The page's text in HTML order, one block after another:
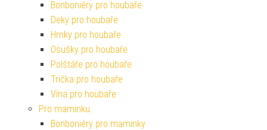
Bonboniéry pro houbaře
Deky pro houbaře
Hrnky pro houbaře
Osušky pro houbaře
Polštáře pro houbaře
Trička pro houbaře
Vína pro houbaře
Pro maminku
Bonboniéry pro maminky